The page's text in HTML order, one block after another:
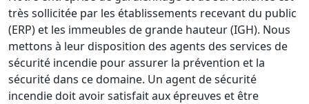
très sollicitée par les établissements recevant du public
(ERP) et les immeubles de grande hauteur (IGH). Nous
mettons à leur disposition des agents des services de
sécurité incendie pour assurer la prévention et la
sécurité dans ce domaine. Un agent de sécurité
incendie doit avoir satisfait aux épreuves et être